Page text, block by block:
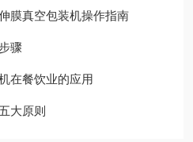
膜真空包装机操作指南
骤
在餐饮业的应用
大原则